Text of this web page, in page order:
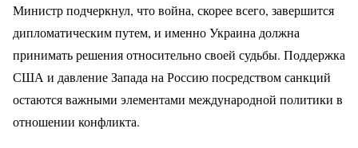
Министр подчеркнул, что война, скорее всего, завершится
дипломатическим путем, и именно Украина должна
принимать решения относительно своей судьбы. Поддержка
США и давление Запада на Россию посредством санкций
остаются важными элементами международной политики в
отношении конфликта.